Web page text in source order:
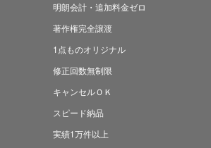
明朗会計・追加料金ゼロ
著作権完全譲渡
1点ものオリジナル
修正回数無制限
キャンセルＯＫ
スピード納品
実績1万件以上